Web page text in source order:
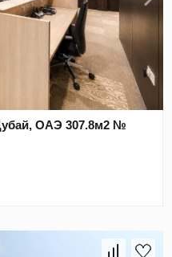
ОАЭ 307.8м2 №